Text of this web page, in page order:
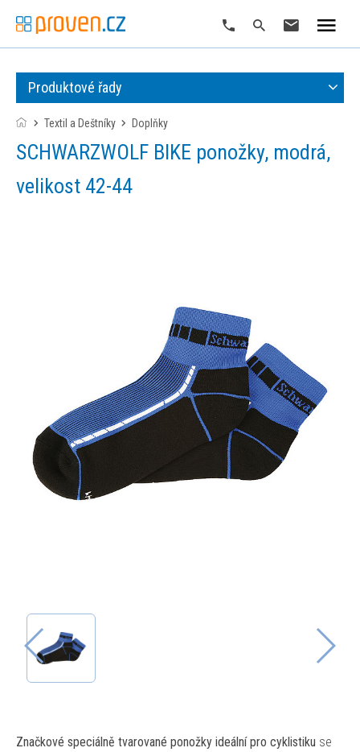
Produktové řady
Textil a Deštníky doplňky
SCHWARZWOLF BIKE ponožky, modrá,
velikost 42-44
Značkové speciálně tvarované ponožky ideální pro cyklistiku se